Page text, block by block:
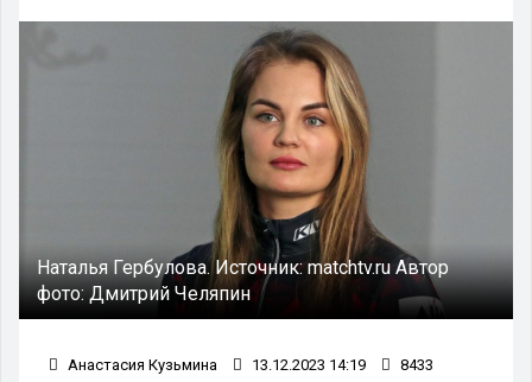
Наталья Гербулова.Источник:matchtv.ru Автор
фото:Дмитрий Челяпин
Анастасия Кузьмина 13.12.2023 14:19 8433